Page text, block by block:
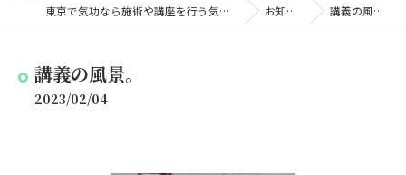
東京で気功なら施術や講座を行う気功サロン お知らせ 講義の風景。
講義の風景。
2023/02/04